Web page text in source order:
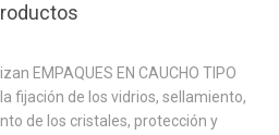
EMPAQUES EN CAUCHO TIPO
fijación de los vidrios, sellamiento,
de los cristales, protección y